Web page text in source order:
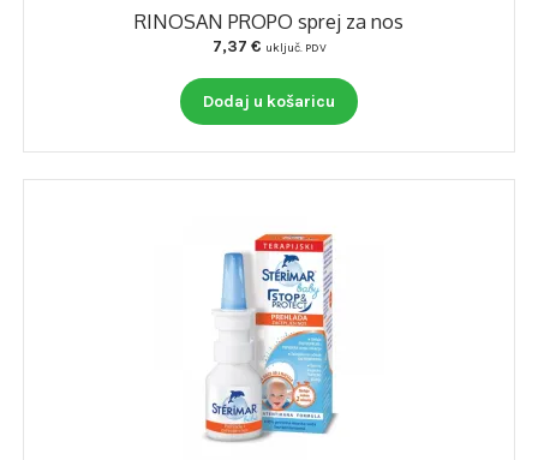
RINOSAN PROPO sprej za nos
7,37 € uključ. PDV
Dodaj u košaricu